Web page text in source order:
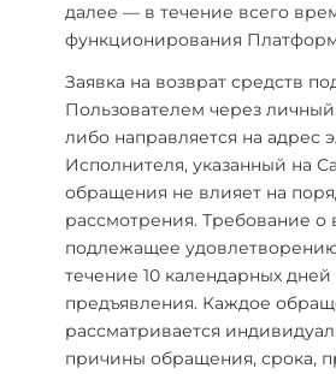
далее — в течение всего
функционирования
Заявка на возврат средств
Пользователем через
либо направляется на адрес
Исполнителя, указанный на
обращения не влияет на
рассмотрения. Требование о
подлежащее
течение 10 календарных
предъявления. Каждое
рассматривается
причины обращения, срока,